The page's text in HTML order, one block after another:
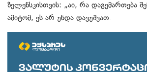
ზელენსკისთვის: „აი, რა დაგემართება
ამიტომ, ეს არ უნდა დავუშვათ.